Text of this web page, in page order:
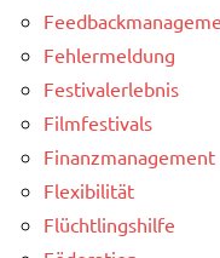
Fehlermeldung
Festivalerlebnis
Filmfestivals
Finanzmanagement
Flexibilität
Flüchtlingshilfe